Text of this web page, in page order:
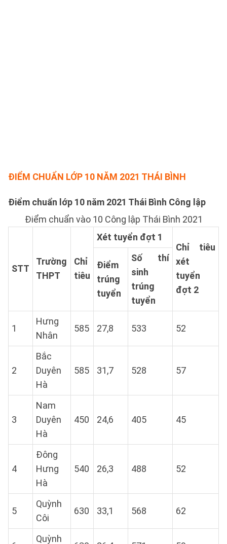
ĐIỂM CHUẨN LỚP 10 NĂM 2021 THÁI BÌNH
Điểm chuẩn lớp 10 năm 2021 Thái Bình Công lập
Điểm chuẩn vào 10 Công lập Thái Bình 2021
STT
Trường
THPT
Chỉ
tiêu
Xét tuyển đợt 1
Chỉ tiêu
xét
tuyển
đợt 2
Điểm
trúng
tuyển
Số thí
sinh
trúng
tuyển
1
Hưng
Nhân
585 27,8 533 52
2
Bắc
Duyên
Hà
585 31,7 528 57
3
Nam
Duyên
Hà
450 24,6 405 45
4
Đông
Hưng
Hà
540 26,3 488 52
5
Quỳnh
Côi
630 33,1 568 62
Quỳnh